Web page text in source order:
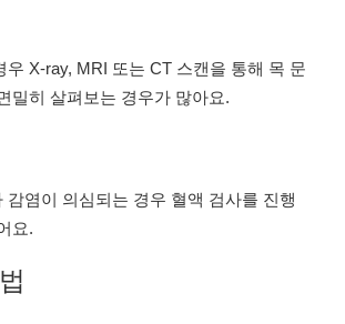
우 X-ray, MRI 또는 CT 스캔을 통해 목 문
밀히 살펴보는 경우가 많아요.
감염이 의심되는 경우 혈액 검사를 진행
요.